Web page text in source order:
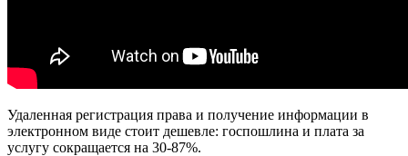
Удаленная регистрация права и получение информации в
электронном виде стоит дешевле: госпошлина и плата за
услугу сокращается на 30-87%.